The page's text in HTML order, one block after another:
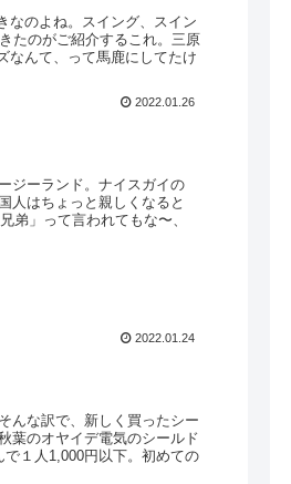
なのよね。スイング、スイン
たのがご紹介するこれ。三原
なんて、って馬鹿にしてたけ
2022.01.26
ジーランド。ナイスガイの
人はちょっと親しくなると
弟」って言われてもな〜、
2022.01.24
んな訳で、新しく買ったシー
葉のオヤイデ電気のシールド
１人1,000円以下。初めての